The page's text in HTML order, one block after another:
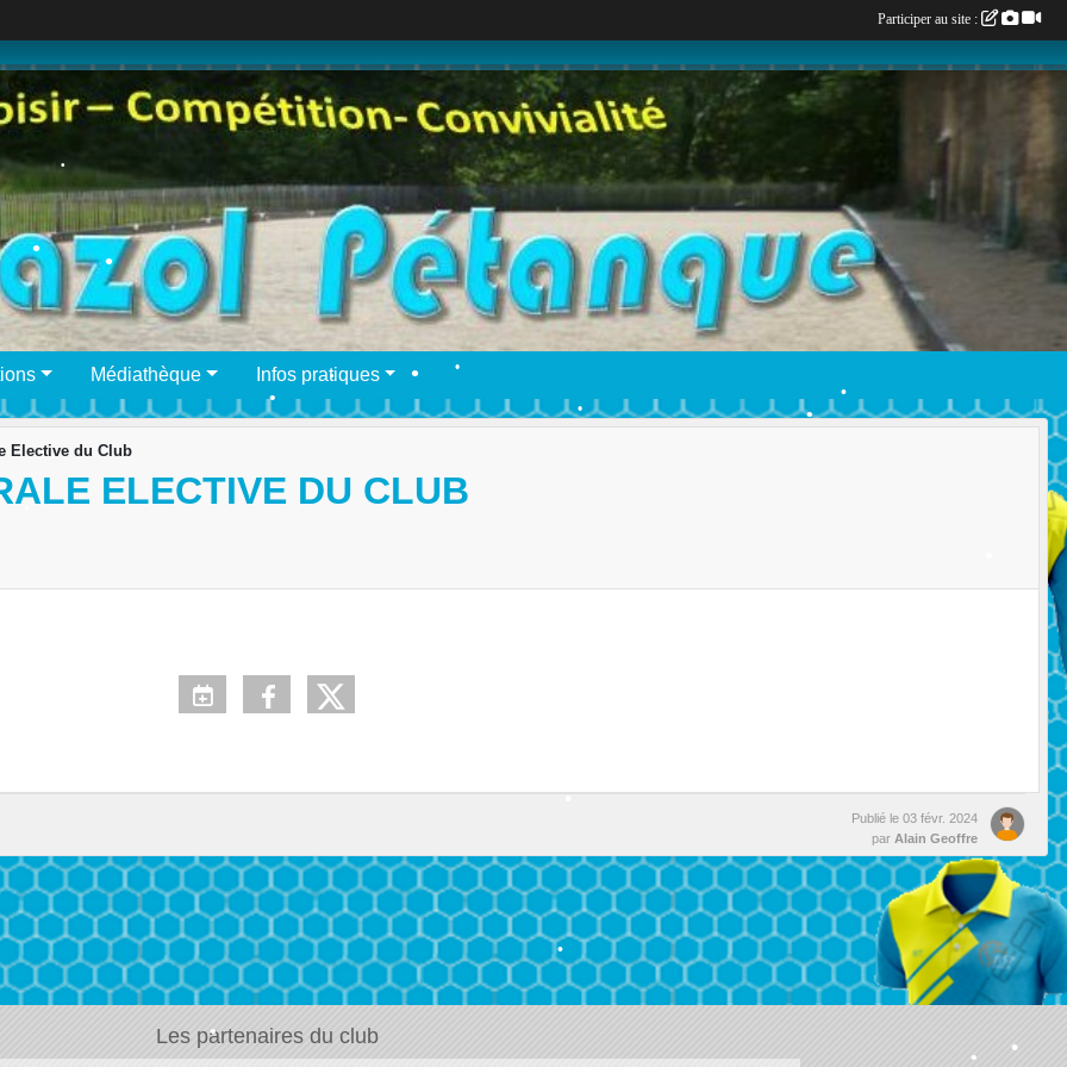
Médiathèque Infos pratiques
Elective du Club
ELECTIVE DU CLUB
Publié le 03 févr. 2024
par Alain Geoffre
Les partenaires du club
Participer au site :
•
•
•
•
•
•
•
•
•
•
•
•